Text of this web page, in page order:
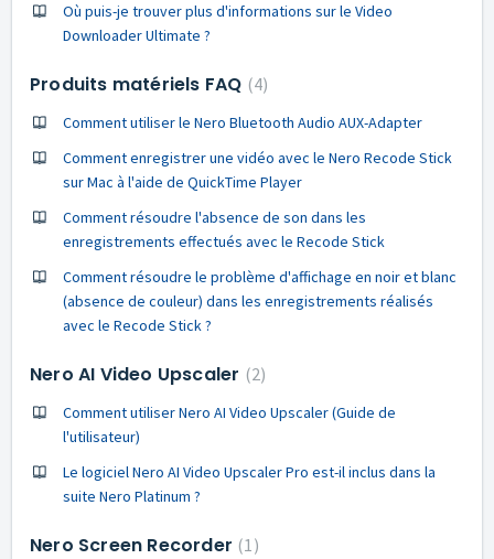
Où puis-je trouver plus d'informations sur le Video
Downloader Ultimate ?
Produits matériels FAQ 4
Comment utiliser le Nero Bluetooth Audio AUX-Adapter
Comment enregistrer une vidéo avec le Nero Recode Stick
sur Mac à l'aide de QuickTime Player
Comment résoudre l'absence de son dans les
enregistrements effectués avec le Recode Stick
Comment résoudre le problème d'affichage en noir et blanc
(absence de couleur) dans les enregistrements réalisés
avec le Recode Stick ?
Nero AI Video Upscaler 2
Comment utiliser Nero AI Video Upscaler (Guide de
l'utilisateur)
Le logiciel Nero AI Video Upscaler Pro est-il inclus dans la
suite Nero Platinum ?
Nero Screen Recorder 1